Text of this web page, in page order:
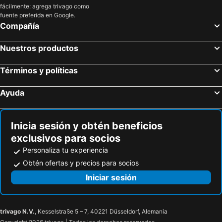
fácilmente: agrega trivago como
fuente preferida en Google.
Compañía
Nuestros productos
Términos y políticas
Ayuda
Inicia sesión y obtén beneficios
exclusivos para socios
Personaliza tu experiencia
Obtén ofertas y precios para socios
Iniciar sesión
trivago N.V., Kesselstraße 5 – 7, 40221 Düsseldorf, Alemania